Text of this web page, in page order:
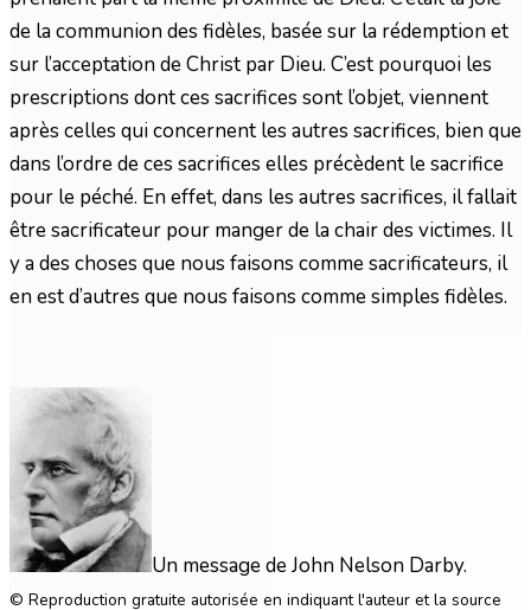
de la communion des fidèles, basée sur la rédemption et
sur l’acceptation de Christ par Dieu. C’est pourquoi les
prescriptions dont ces sacrifices sont l’objet, viennent
après celles qui concernent les autres sacrifices, bien que
dans l’ordre de ces sacrifices elles précèdent le sacrifice
pour le péché. En effet, dans les autres sacrifices, il fallait
être sacrificateur pour manger de la chair des victimes. Il
y a des choses que nous faisons comme sacrificateurs, il
en est d’autres que nous faisons comme simples fidèles.
Un message de John Nelson Darby.
© Reproduction gratuite autorisée en indiquant l'auteur et la source